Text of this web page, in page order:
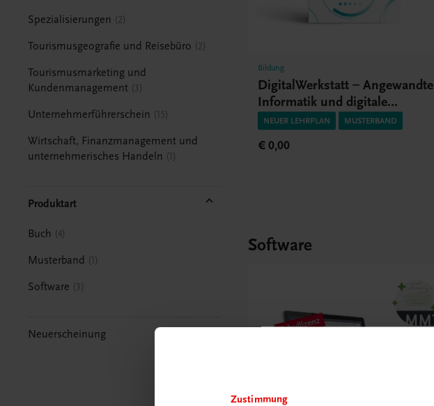
Zustimmung
Spezialisierungen 2
Tourismusgeografie und Reisebüro 2
Tourismusmarketing und
Kundenmanagement
3
Unternehmerführerschein 15
Wirtschaft, Finanzmanagement und
unternehmerisches Handeln
1
Produktart
Buch 4
Musterband 1
Software 3
Neuerscheinung
Bildung
DigitalWerkstatt – Angewandte
Informatik und digitale
Technologien I HLT/1 HF
NEUER LEHRPLAN MUSTERBAND
€ 0,00
Software